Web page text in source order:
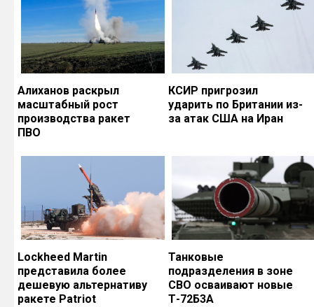
Алиханов раскрыл
масштабный рост
производства ракет
ПВО
КСИР пригрозил
ударить по Британии из-
за атак США на Иран
Lockheed Martin
представила более
дешевую альтернативу
ракете Patriot
Танковые
подразделения в зоне
СВО осваивают новые
Т-72Б3А